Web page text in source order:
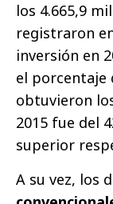
los 4.665,9
registraron
inversión en
el porcentaje
obtuvieron
2015 fue del
superior
A su vez, los